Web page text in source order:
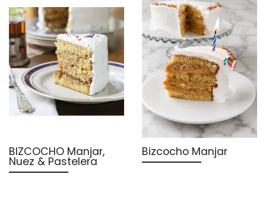
BIZCOCHO Manjar,
Nuez & Pastelera
Bizcocho Manjar